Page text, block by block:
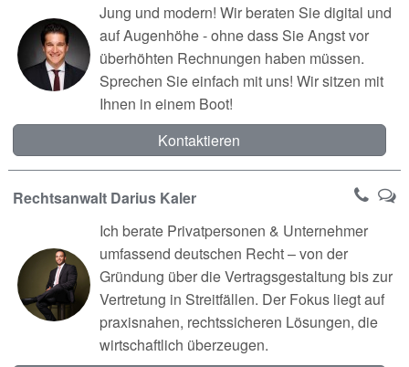
Jung und modern! Wir beraten Sie digital und
auf Augenhöhe - ohne dass Sie Angst vor
überhöhten Rechnungen haben müssen.
Sprechen Sie einfach mit uns! Wir sitzen mit
Ihnen in einem Boot!
Kontaktieren
Rechtsanwalt Darius Kaler
Ich berate Privatpersonen & Unternehmer
umfassend deutschen Recht – von der
Gründung über die Vertragsgestaltung bis zur
Vertretung in Streitfällen. Der Fokus liegt auf
praxisnahen, rechtssicheren Lösungen, die
wirtschaftlich überzeugen.